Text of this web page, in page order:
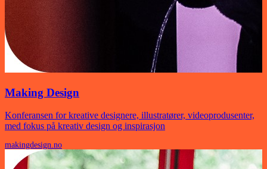
Making Design
Konferansen for kreative designere, illustratører, videoprodusenter,
med fokus på kreativ design og inspirasjon
makingdesign.no